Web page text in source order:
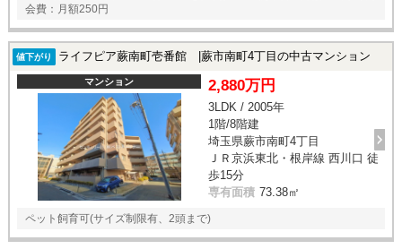
会費：月額250円
値下がり ライフピア蕨南町壱番館 |蕨市南町4丁目の中古マンション
マンション 2,880万円
3LDK / 2005年
1階/8階建
埼玉県蕨市南町4丁目
ＪＲ京浜東北・根岸線 西川口 徒
歩15分
専有面積 73.38㎡
ペット飼育可(サイズ制限有、2頭まで)